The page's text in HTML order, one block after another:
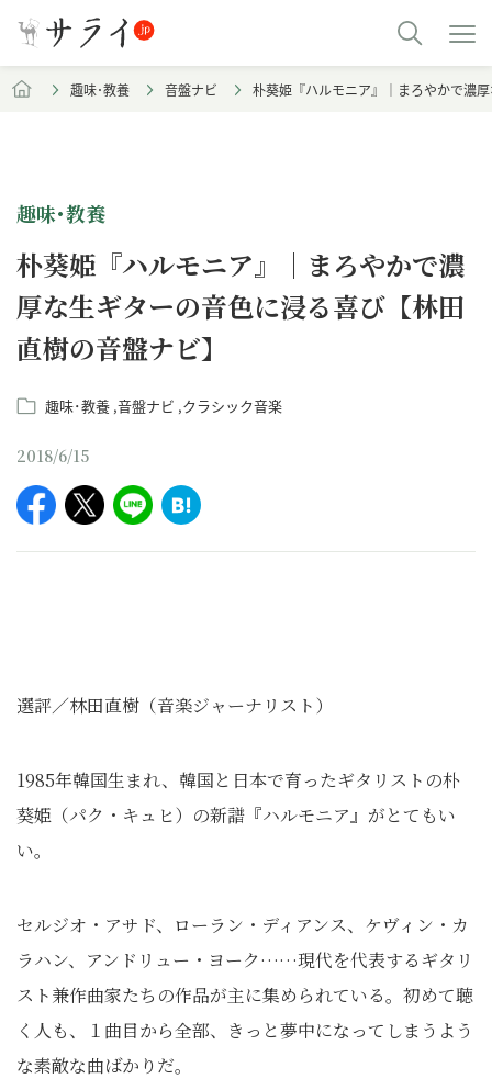
趣味･教養 音盤ナビ 朴葵姫『ハルモニア』｜まろやかで濃
趣味･教養
朴葵姫『ハルモニア』｜まろやかで濃
厚な生ギターの音色に浸る喜び【林田
直樹の音盤ナビ】
趣味･教養 音盤ナビ クラシック音楽
2018/6/15
選評／林田直樹（音楽ジャーナリスト）
1985年韓国生まれ、韓国と日本で育ったギタリストの朴
葵姫（パク・キュヒ）の新譜『ハルモニア』がとてもい
い。
セルジオ・アサド、ローラン・ディアンス、ケヴィン・カ
ラハン、アンドリュー・ヨーク……現代を代表するギタリ
スト兼作曲家たちの作品が主に集められている。初めて聴
く人も、１曲目から全部、きっと夢中になってしまうよう
な素敵な曲ばかりだ。